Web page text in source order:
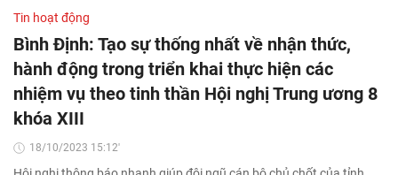
Tin hoạt động
Bình Định: Tạo sự thống nhất về nhận thức,
hành động trong triển khai thực hiện các
nhiệm vụ theo tinh thần Hội nghị Trung ương 8
khóa XIII
18/10/2023 15:12'